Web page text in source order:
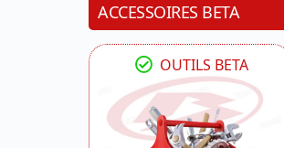
ACCESSOIRES BETA
OUTILS BETA